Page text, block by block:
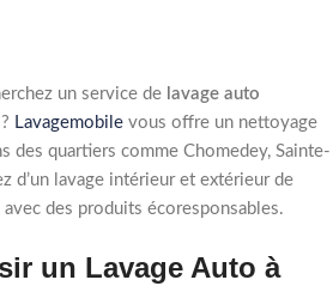
un service de lavage auto
Lavagemobile vous offre un nettoyage
des quartiers comme Chomedey, Sainte-
d’un lavage intérieur et extérieur de
des produits écoresponsables.
un Lavage Auto à